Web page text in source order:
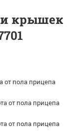
и крышек
от пола прицепа
от пола прицепа
от пола прицепа